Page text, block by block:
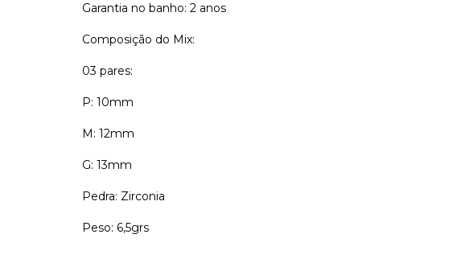
Garantia no banho: 2 anos
Composição do Mix:
03 pares:
P: 10mm
M: 12mm
G: 13mm
Pedra: Zirconia
Peso: 6,5grs